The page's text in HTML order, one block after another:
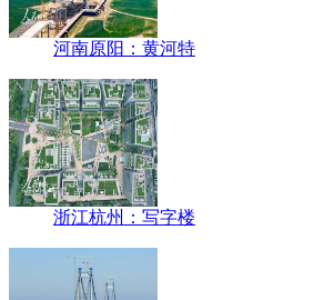
河南原阳：黄河特
浙江杭州：写字楼